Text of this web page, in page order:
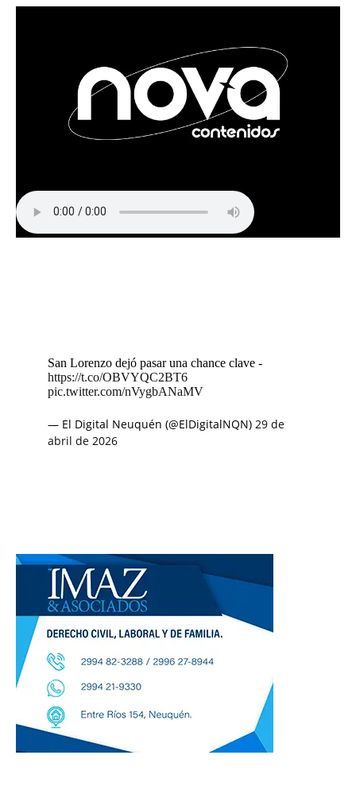
San Lorenzo dejó pasar una chance clave -
https://t.co/OBVYQC2BT6
pic.twitter.com/nVygbANaMV
— El Digital Neuquén (@ElDigitalNQN) 29 de
abril de 2026